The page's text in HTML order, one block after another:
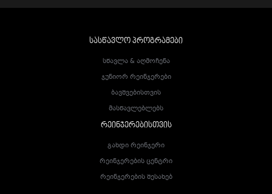
ᲡᲐᲡᲬᲐᲕᲚᲝ ᲞᲠᲝᲒᲠᲐᲛᲔᲑᲘ
Სწავლა & Აღმოჩენა
Ჯუნიორ Რეინჯერები
Ბავშვებისთვის
Მასწავლებლებს
ᲠᲔᲘᲜᲯᲔᲠᲔᲑᲘᲡᲗᲕᲘᲡ
Გახდი Რეინჯერი
Რეინჯერების Ცენტრი
Რეინჯერების Შესახებ